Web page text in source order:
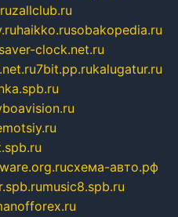
zallclub.ru
haikko.rusobakopedia.ru
clock.net.ru
7bit.pp.rukalugatur.ru
схема-авто.рф
music8.spb.ru